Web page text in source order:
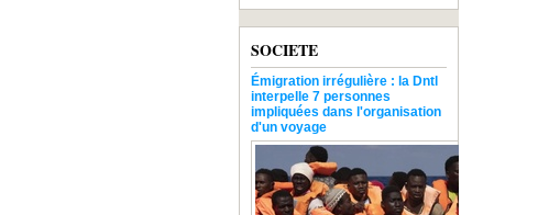
SOCIETE
Émigration irrégulière : la Dntl
interpelle 7 personnes
impliquées dans l'organisation
d'un voyage